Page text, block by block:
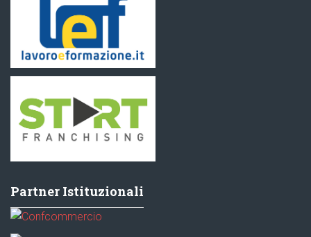
Partner Istituzionali